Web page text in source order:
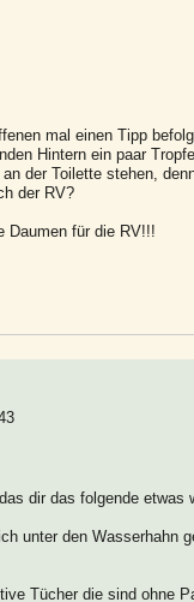
mal einen Tipp
Hintern ein paar
der Toilette stehen,
der RV?
Daumen für die RV!!!
dir das folgende etwas
unter den Wasserhahn
Tücher die sind ohne